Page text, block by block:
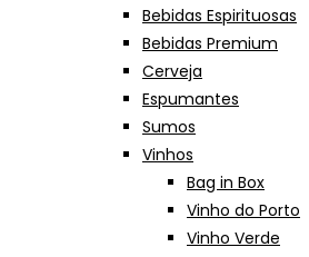
Bebidas Espirituosas
Bebidas Premium
Cerveja
Espumantes
Sumos
Vinhos
Bag in Box
Vinho do Porto
Vinho Verde